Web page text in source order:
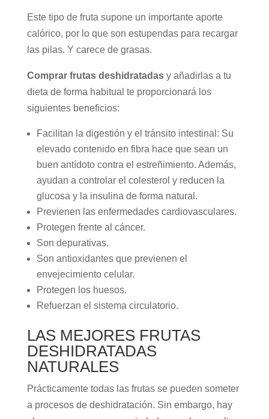
Este tipo de fruta supone un importante aporte
calórico, por lo que son estupendas para recargar
las pilas. Y carece de grasas.
Comprar frutas deshidratadasy añadirlas a tu
dieta de forma habitual te proporcionará los
siguientes beneficios:
Facilitan la digestión y el tránsito intestinal: Su
elevado contenido en fibra hace que sean un
buen antídoto contra el estreñimiento. Además,
ayudan a controlar el colesterol y reducen la
glucosa y la insulina de forma natural.
Previenen las enfermedades cardiovasculares.
Protegen frente al cáncer.
Son depurativas.
Son antioxidantes que previenen el
envejecimiento celular.
Protegen los huesos.
Refuerzan el sistema circulatorio.
LAS MEJORES FRUTAS
DESHIDRATADAS
NATURALES
Prácticamente todas las frutas se pueden someter
a procesos de deshidratación. Sin embargo, hay